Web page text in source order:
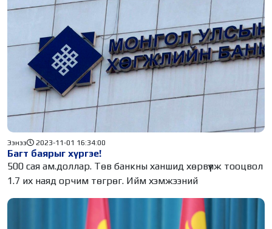
Багт баярыг хүргэе!
Ээнээ 2023-11-01 16:34:00
500 сая ам.доллар. Төв банкны ханшид хөрвүүлж тооцвол
1.7 их наяд орчим төгрөг. Ийм хэмжээний